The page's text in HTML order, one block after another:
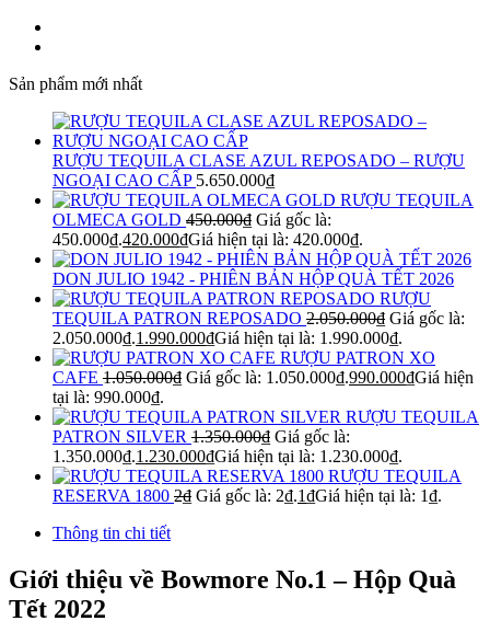
Sản phẩm mới nhất
RƯỢU TEQUILA CLASE AZUL REPOSADO – RƯỢU
NGOẠI CAO CẤP 5.650.000₫
RƯỢU TEQUILA
OLMECA GOLD 450.000₫ Giá gốc là:
450.000₫.420.000₫Giá hiện tại là: 420.000₫.
DON JULIO 1942 - PHIÊN BẢN HỘP QUÀ TẾT 2026
RƯỢU
TEQUILA PATRON REPOSADO 2.050.000₫ Giá gốc là:
2.050.000₫.1.990.000₫Giá hiện tại là: 1.990.000₫.
RƯỢU PATRON XO
CAFE 1.050.000₫ Giá gốc là: 1.050.000₫.990.000₫Giá hiện
tại là: 990.000₫.
RƯỢU TEQUILA
PATRON SILVER 1.350.000₫ Giá gốc là:
1.350.000₫.1.230.000₫Giá hiện tại là: 1.230.000₫.
RƯỢU TEQUILA
RESERVA 1800 2₫ Giá gốc là: 2₫.1₫Giá hiện tại là: 1₫.
Thông tin chi tiết
Giới thiệu về Bowmore No.1 – Hộp Quà
Tết 2022